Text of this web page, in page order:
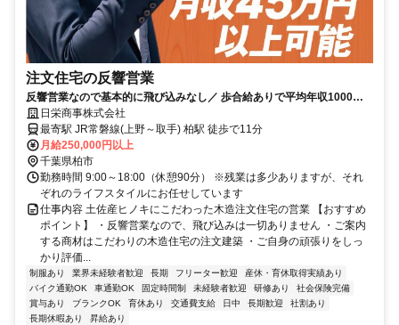
注文住宅の反響営業
反響営業なので基本的に飛び込みなし／ 歩合給ありで平均年収1000万
円以上可能！しっかり稼げます！
日栄商事株式会社
最寄駅 JR常磐線(上野～取手) 柏駅 徒歩で11分
月給250,000円以上
千葉県柏市
勤務時間 9:00～18:00（休憩90分） ※残業は多少ありますが、それ
ぞれのライフスタイルにお任せしています
仕事内容 土佐産ヒノキにこだわった木造注文住宅の営業 【おすすめ
ポイント】 ・反響営業なので、飛び込みは一切ありません ・ご案内
する商材はこだわりの木造住宅の注文建築 ・ご自身の頑張りをしっ
かり評価...
制服あり 業界未経験者歓迎 長期 フリーター歓迎
産休・育休取得実績あり
バイク通勤OK
車通勤OK 固定時間制 未経験者歓迎 研修あり
社会保険完備
賞与あり
ブランクOK 育休あり 交通費支給 日中 長期歓迎
社割あり
長期休暇あり
昇給あり